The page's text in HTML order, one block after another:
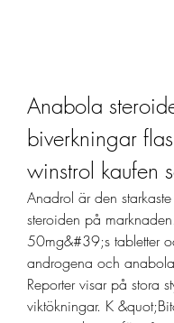
Anabola
biverkningar
winstrol kaufen
Anadrol är den
steroiden på
50mg&#39;s tabletter
androgena och anabola
Reporter visar på stora
viktökningar. K